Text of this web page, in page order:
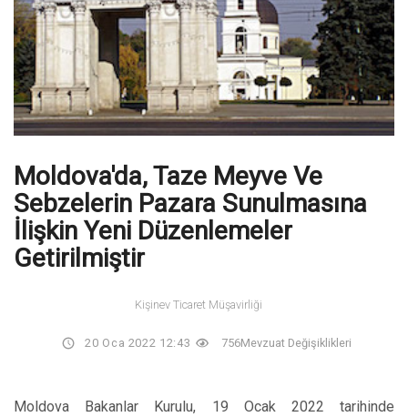
Moldova'da, Taze Meyve Ve
Sebzelerin Pazara Sunulmasına
İlişkin Yeni Düzenlemeler
Getirilmiştir
Kişinev Ticaret Müşavirliği
20 Oca 2022 12:43 756Mevzuat Değişiklikleri
Moldova Bakanlar Kurulu, 19 Ocak 2022 tarihinde